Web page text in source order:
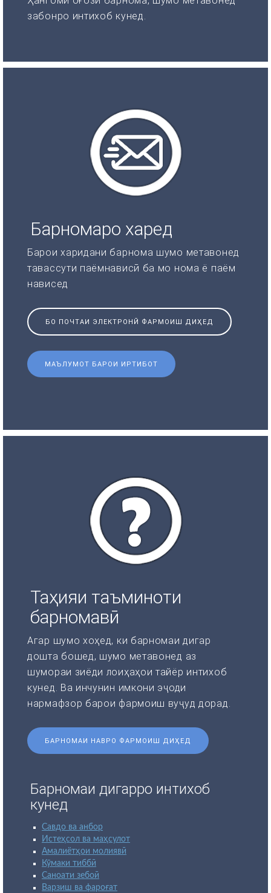
забонро интихоб кунед.
Барномаро харед
Барои харидани барнома шумо метавонед
тавассути паёмнависӣ ба мо нома ё паём
нависед
БО ПОЧТАИ ЭЛЕКТРОНӢ ФАРМОИШ ДИҲЕД
МАЪЛУМОТ БАРОИ ИРТИБОТ
Таҳияи таъминоти
барномавӣ
Агар шумо хоҳед, ки барномаи дигар
дошта бошед, шумо метавонед аз
шумораи зиёди лоиҳаҳои тайёр интихоб
кунед. Ва инчунин имкони эҷоди
нармафзор барои фармоиш вуҷуд дорад.
БАРНОМАИ НАВРО ФАРМОИШ ДИҲЕД
Барномаи дигарро интихоб
кунед
Савдо ва анбор
Истеҳсол ва маҳсулот
Амалиётҳои молиявӣ
Кӯмаки тиббӣ
Саноати зебоӣ
Варзиш ва фароғат